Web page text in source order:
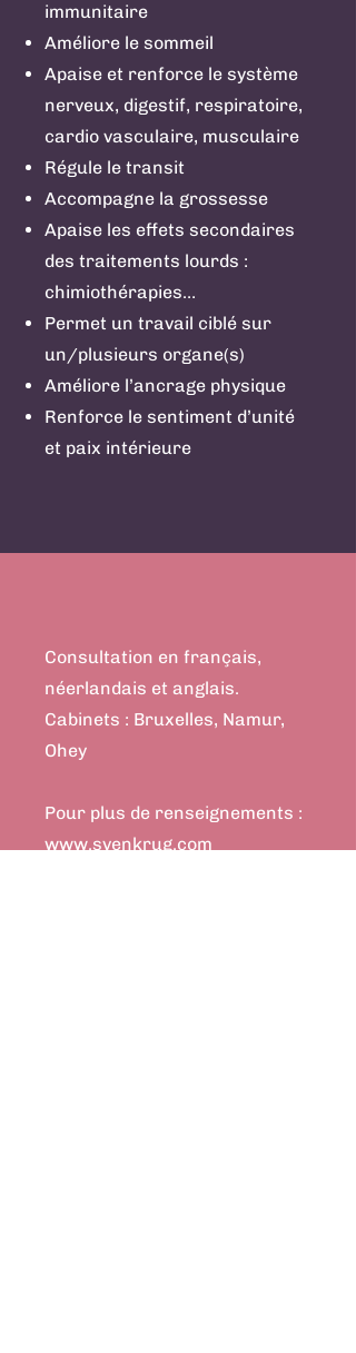
immunitaire
Améliore le sommeil
Apaise et renforce le système
nerveux, digestif, respiratoire,
cardio vasculaire, musculaire
Régule le transit
Accompagne la grossesse
Apaise les effets secondaires
des traitements lourds :
chimiothérapies…
Permet un travail ciblé sur
un/plusieurs organe(s)
Améliore l’ancrage physique
Renforce le sentiment d’unité
et paix intérieure
Consultation en français,
néerlandais et anglais.
Cabinets : Bruxelles, Namur,
Ohey
Pour plus de renseignements :
www.svenkrug.com